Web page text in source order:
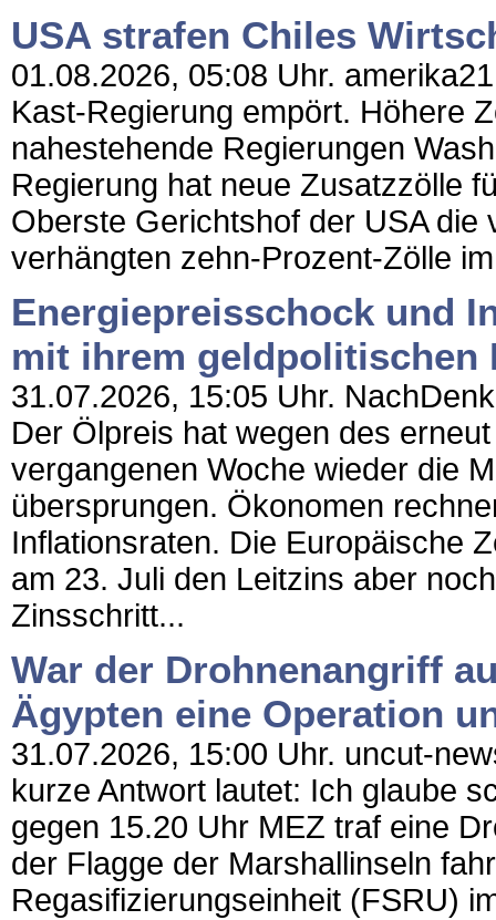
USA strafen Chiles
01.08.2026, 05:08 Uhr.
Kast-Regierung empört. Höhere
nahestehende Regierungen
Regierung hat neue Zusatzzölle
Oberste Gerichtshof der USA
verhängten zehn-Prozent-Zölle
Energiepreisschock und
mit ihrem geldpolitischen
31.07.2026, 15:05 Uhr.
Der Ölpreis hat wegen des
vergangenen Woche wieder die
übersprungen. Ökonomen
Inflationsraten. Die Europäische
am 23. Juli den Leitzins aber
Zinsschritt...
War der Drohnenangriff
Ägypten eine Operation
31.07.2026, 15:00 Uhr. uncut-
kurze Antwort lautet: Ich glaube
gegen 15.20 Uhr MEZ traf eine
der Flagge der Marshallinseln
Regasifizierungseinheit (FSRU)